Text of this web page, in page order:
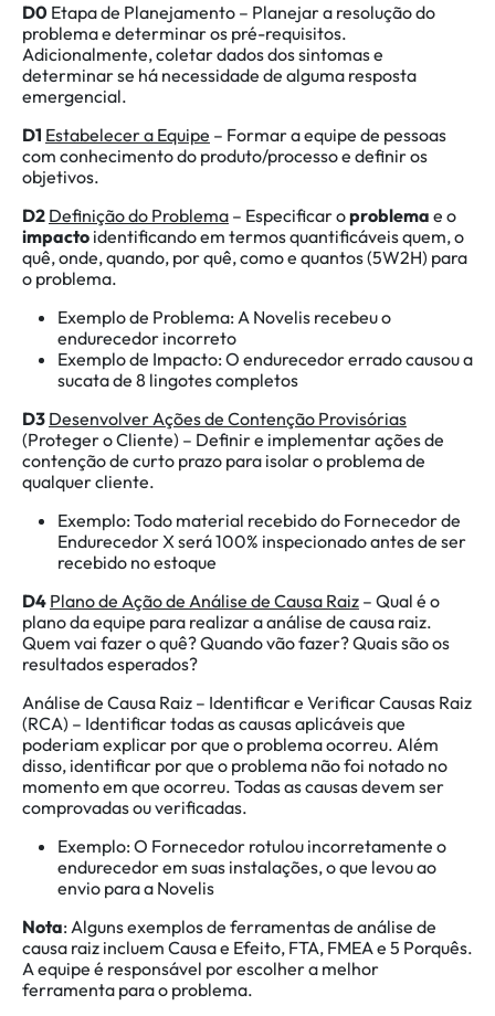
D0 Etapa de Planejamento – Planejar a resolução do
problema e determinar os pré-requisitos.
Adicionalmente, coletar dados dos sintomas e
determinar se há necessidade de alguma resposta
emergencial.
D1 Estabelecer a Equipe – Formar a equipe de pessoas
com conhecimento do produto/processo e definir os
objetivos.
D2 Definição do Problema – Especificar oproblema e o
impacto identificando em termos quantificáveis quem, o
quê, onde, quando, por quê, como e quantos (5W2H) para
o problema.
Exemplo de Problema: A Novelis recebeu o
endurecedor incorreto
Exemplo de Impacto: O endurecedor errado causou a
sucata de 8 lingotes completos
D3 Desenvolver Ações de Contenção Provisórias
(Proteger o Cliente) – Definir e implementar ações de
contenção de curto prazo para isolar o problema de
qualquer cliente.
Exemplo: Todo material recebido do Fornecedor de
Endurecedor X será 100% inspecionado antes de ser
recebido no estoque
D4 Plano de Ação de Análise de Causa Raiz – Qual é o
plano da equipe para realizar a análise de causa raiz.
Quem vai fazer o quê? Quando vão fazer? Quais são os
resultados esperados?
Análise de Causa Raiz – Identificar e Verificar Causas Raiz
(RCA) – Identificar todas as causas aplicáveis que
poderiam explicar por que o problema ocorreu. Além
disso, identificar por que o problema não foi notado no
momento em que ocorreu. Todas as causas devem ser
comprovadas ou verificadas.
Exemplo: O Fornecedor rotulou incorretamente o
endurecedor em suas instalações, o que levou ao
envio para a Novelis
Nota: Alguns exemplos de ferramentas de análise de
causa raiz incluem Causa e Efeito, FTA, FMEA e 5 Porquês.
A equipe é responsável por escolher a melhor
ferramenta para o problema.